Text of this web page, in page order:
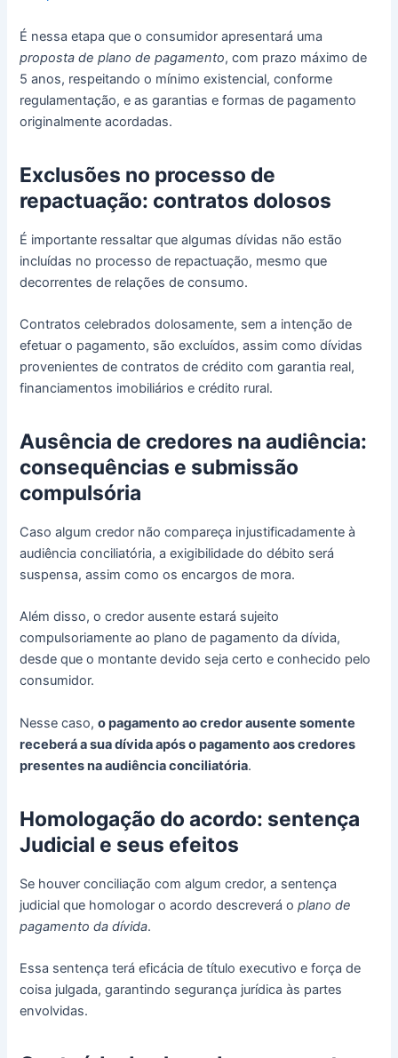
É nessa etapa que o consumidor apresentará uma
proposta de plano de pagamento, com prazo máximo de
5 anos, respeitando o mínimo existencial, conforme
regulamentação, e as garantias e formas de pagamento
originalmente acordadas.
Exclusões no processo de
repactuação: contratos dolosos
É importante ressaltar que algumas dívidas não estão
incluídas no processo de repactuação, mesmo que
decorrentes de relações de consumo.
Contratos celebrados dolosamente, sem a intenção de
efetuar o pagamento, são excluídos, assim como dívidas
provenientes de contratos de crédito com garantia real,
financiamentos imobiliários e crédito rural.
Ausência de credores na audiência:
consequências e submissão
compulsória
Caso algum credor não compareça injustificadamente à
audiência conciliatória, a exigibilidade do débito será
suspensa, assim como os encargos de mora.
Além disso, o credor ausente estará sujeito
compulsoriamente ao plano de pagamento da dívida,
desde que o montante devido seja certo e conhecido pelo
consumidor.
Nesse caso,o pagamento ao credor ausente somente
receberá a sua dívida após o pagamento aos credores
presentes na audiência conciliatória.
Homologação do acordo: sentença
Judicial e seus efeitos
Se houver conciliação com algum credor, a sentença
judicial que homologar o acordo descreverá oplano de
pagamento da dívida.
Essa sentença terá eficácia de título executivo e força de
coisa julgada, garantindo segurança jurídica às partes
envolvidas.